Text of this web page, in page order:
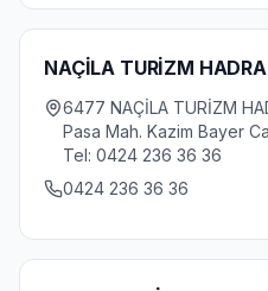
NAÇİLA TURİZM HADRA
6477 NAÇİLA TURİZM
Pasa Mah. Kazim Bayer
Tel: 0424 236 36 36
0424 236 36 36